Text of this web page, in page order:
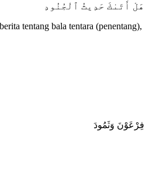
هَلْ أَتَىٰكَ حَدِيثُ ٱلْجُنُودِ
tentang bala tentara (penentang),
فِرْعَوْنَ وَثَمُودَ